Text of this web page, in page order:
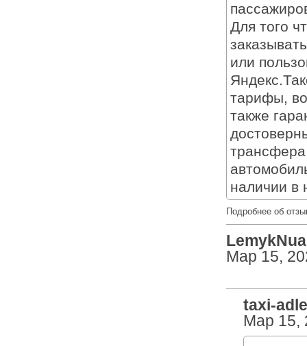
Для того
или
тарифы,
также
трансфера
наличии в
Подробнее об
Мар 15,
taxi-
Мар 15,